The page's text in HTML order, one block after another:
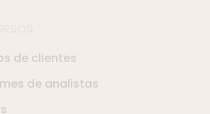
de clientes
de analistas